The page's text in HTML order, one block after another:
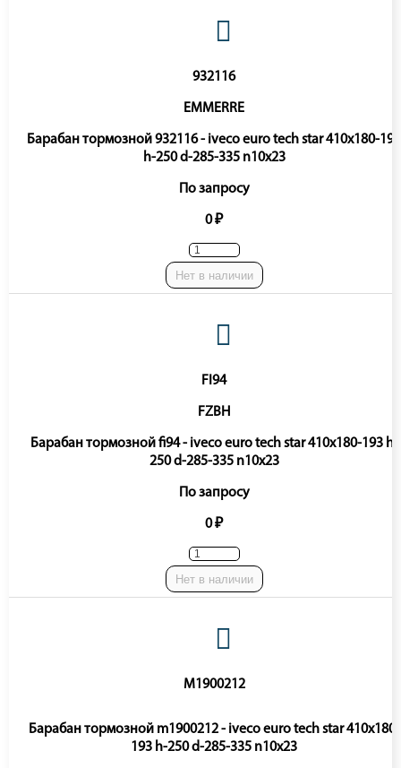
932116
EMMERRE
Барабан тормозной 932116 - iveco euro tech star 410x180-193
h-250 d-285-335 n10x23
По запросу
0 ₽
Нет в наличии
FI94
FZBH
Барабан тормозной fi94 - iveco euro tech star 410x180-193 h-
250 d-285-335 n10x23
По запросу
0 ₽
Нет в наличии
M1900212
Барабан тормозной m1900212 - iveco euro tech star 410x180-
193 h-250 d-285-335 n10x23